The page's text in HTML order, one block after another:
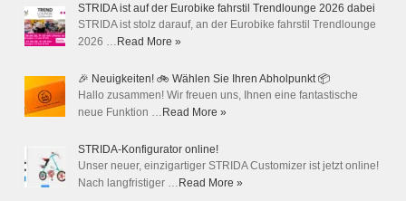
STRIDA ist auf der Eurobike fahrstil Trendlounge 2026 dabei
STRIDA ist stolz darauf, an der Eurobike fahrstil Trendlounge
2026 … Read More »
🎉 Neuigkeiten! 🚲 Wählen Sie Ihren Abholpunkt 📦
Hallo zusammen! Wir freuen uns, Ihnen eine fantastische
neue Funktion … Read More »
STRIDA-Konfigurator online!
Unser neuer, einzigartiger STRIDA Customizer ist jetzt online!
Nach langfristiger … Read More »